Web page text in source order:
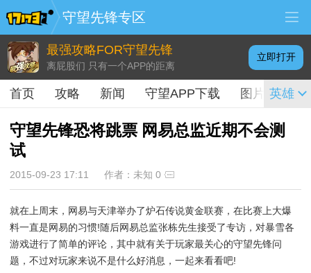
守望先锋专区
最强攻略FOR守望先锋
离屁股们 只有一个APP的距离
立即打开
首页 攻略 新闻 守望APP下载 图片 视频
英雄
守望先锋恐将跳票 网易总监近期不会测
试
2015-09-23 17:11 作者：未知 0
就在上周末，网易与天津举办了炉石传说黄金联赛，在比赛上大爆
料一直是网易的习惯!随后网易总监张栋先生接受了专访，对暴雪各
游戏进行了简单的评论，其中就有关于玩家最关心的守望先锋问
题，不过对玩家来说不是什么好消息，一起来看看吧!